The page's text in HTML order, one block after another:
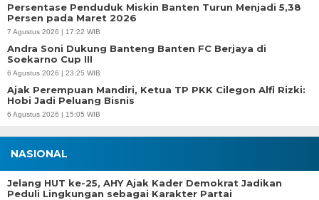
Persentase Penduduk Miskin Banten Turun Menjadi 5,38
Persen pada Maret 2026
7 Agustus 2026 | 17:22 WIB
Andra Soni Dukung Banteng Banten FC Berjaya di
Soekarno Cup III
6 Agustus 2026 | 23:25 WIB
Ajak Perempuan Mandiri, Ketua TP PKK Cilegon Alfi Rizki:
Hobi Jadi Peluang Bisnis
6 Agustus 2026 | 15:05 WIB
NASIONAL
Jelang HUT ke-25, AHY Ajak Kader Demokrat Jadikan
Peduli Lingkungan sebagai Karakter Partai